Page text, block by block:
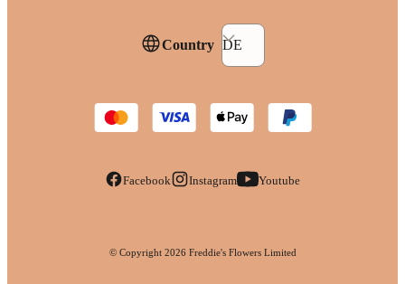
Country DE
© Copyright 2026Freddie's Flowers Limited
Facebook Instagram Youtube